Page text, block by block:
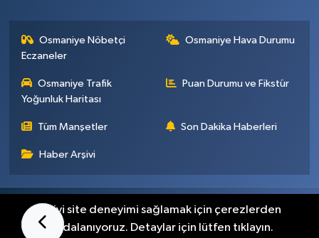
Osmaniye Nöbetçi
Eczaneler
Osmaniye Hava Durumu
Osmaniye Trafik
Yoğunluk Haritası
Puan Durumu ve Fikstür
Tüm Manşetler Son Dakika Haberleri
Haber Arşivi
Künye İletişim Gizlilik Sözleşmesi
En iyi site deneyimi sağlamak için çerezlerden
faydalanıyoruz. Detaylar için lütfen tıklayın.